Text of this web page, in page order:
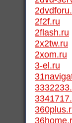
2f2f.ru
2flash.ru
2x2tw.ru
2xom.ru
3-el.ru